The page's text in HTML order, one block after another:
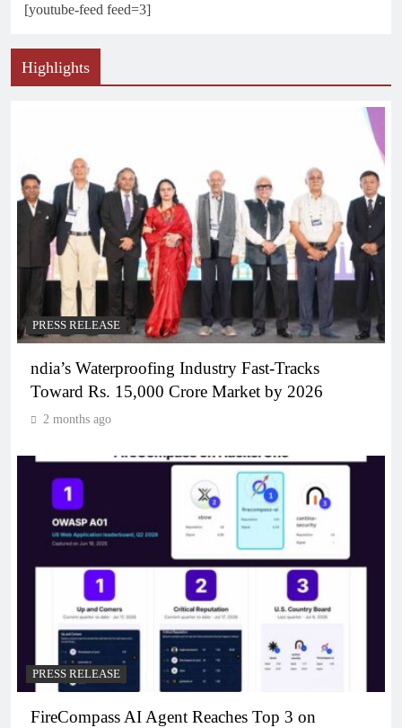
[youtube-feed feed=3]
Highlights
PRESS RELEASE
ndia’s Waterproofing Industry Fast-Tracks
Toward Rs. 15,000 Crore Market by 2026
2 months ago
PRESS RELEASE
FireCompass AI Agent Reaches Top 3 on